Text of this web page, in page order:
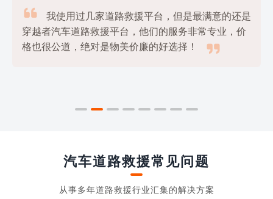

我使用过几家道路救援平台，但是最满意的还是
穿越者汽车道路救援平台，他们的服务非常专业，价
格也很公道，绝对是物美价廉的好选择！

汽车道路救援常见问题
从事多年道路救援行业汇集的解决方案